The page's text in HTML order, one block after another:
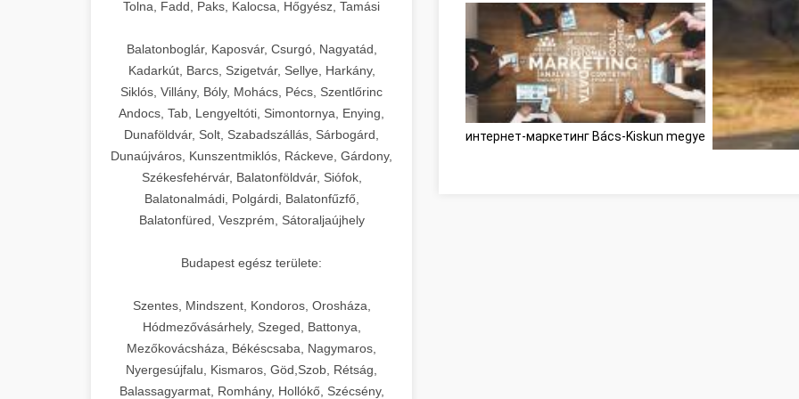
weboldal-keszites.co
elkötelezettség erősítési módszerek
Optimalizálja hirdetési költségvetését
aikampany.hu
AI hirdetési automatizálás
Professzionális ipari dagasztógépek és
tésztakeverő gépek pékségek és
kereskedelmi konyhák számára.
Masszív konstrukció megbízható
teljesítményhez.
chef-iparikonyhagepek.hu
kereskedelmi tésztakeverő
🔪 21. Ipari Szeletelőgép+
Ipari hús- és sajtszeletelő gépek
professzionális élelmiszer-
előkészítéshez. Precíziós vágás
állítható vastagság beállítással.
chef-iparikonyhagepek.hu
professzionális élelmiszer szeletelő
📦 22. Vákuumozó Gép +
Kereskedelmi vákuumcsomagoló
berendezések élelmiszerek
szavatossági időt és tartsa meg a
chef-iparikonyhagepek.hu
vákuum lezáró berendezés
🎁 23. Vákuumfóliázó
+
professzionális élelmiszer-csomagolási
műveletekhez. Hatékony lezárási és
tartósítási megoldások.
chef-iparikonyhagepek.hu
🔥 24. Ipari Sütő és
Gőzpároló
+
Kereskedelmi légkeveréses sütők és
Tolna, Fadd, Paks, Kalocsa, Hőgyész, Tamási
Balatonboglár, Kaposvár, Csurgó, Nagyatád,
Kadarkút, Barcs, Szigetvár, Sellye, Harkány,
Siklós, Villány, Bóly, Mohács, Pécs, Szentlőrinc
Andocs, Tab, Lengyeltóti, Simontornya, Enying,
Dunaföldvár, Solt, Szabadszállás, Sárbogárd,
Dunaújváros, Kunszentmiklós, Ráckeve, Gárdony,
Székesfehérvár, Balatonföldvár, Siófok,
Balatonalmádi, Polgárdi, Balatonfűzfő,
Balatonfüred, Veszprém, Sátoraljaújhely
Budapest egész területe:
Szentes, Mindszent, Kondoros, Orosháza,
Hódmezővásárhely, Szeged, Battonya,
Mezőkovácsháza, Békéscsaba, Nagymaros,
Nyergesújfalu, Kismaros, Göd,Szob, Rétság,
Balassagyarmat, Romhány, Hollókő, Szécsény,
интернет-маркетинг Bács-Kiskun megye